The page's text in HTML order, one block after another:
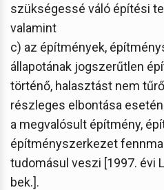
szükségessé váló építési
valamint
c) az építmények,
állapotának jogszerűtlen
történő, halasztást nem
részleges elbontása esetén
a megvalósult építmény,
építményszerkezet
tudomásul veszi [1997. évi
bek.].